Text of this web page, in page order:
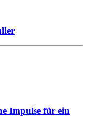
Impulse für ein